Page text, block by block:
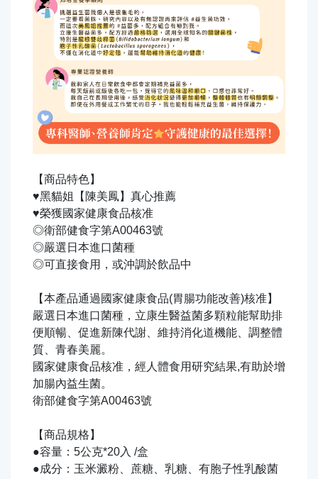
【商品特色】
♥黑貓姐【陳美鳳】真心推薦
♥榮獲國家健康食品核准
◎衛部健食字第A00463號
◎嚴選日本進口菌種
◎可直接食用，或沖調於飲品中
【本產品通過國家健康食品(胃腸功能改善)核准】
嚴選日本進口菌種，立康生醫益菌多顆粒能幫助排
便順暢、促進新陳代謝、維持消化道機能、調整體
質、青春美麗。
國家健康食品核准，經人體食用研究結果,有助於增
加腸內益生菌。
衛部健食字第A00463號
【商品規格】
●容量：5公克*20入 /盒
●成分：玉米澱粉、蔗糖、乳糖、有胞子性乳酸菌